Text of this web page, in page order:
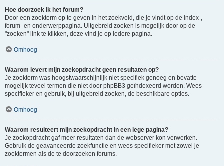
Hoe doorzoek ik het forum?
Door een zoekterm op te geven in het zoekveld, die je vindt op de index-,
forum- en onderwerppagina. Uitgebreid zoeken is mogelijk door op de
"zoeken" link te klikken, deze vind je op iedere pagina.
Omhoog
Waarom levert mijn zoekopdracht geen resultaten op?
Je zoekterm was hoogstwaarschijnlijk niet specifiek genoeg en bevatte
mogelijk teveel termen die niet door phpBB3 geïndexeerd worden. Wees
specifieker en gebruik, bij uitgebreid zoeken, de beschikbare opties.
Omhoog
Waarom resulteert mijn zoekopdracht in een lege pagina?
Je zoekopdracht gaf meer resultaten dan de webserver kon verwerken.
Gebruik de geavanceerde zoekfunctie en wees specifieker met zowel je
zoektermen als de te doorzoeken forums.